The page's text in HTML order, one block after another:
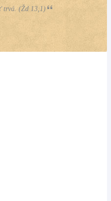
trvá. (Žd 13,1)